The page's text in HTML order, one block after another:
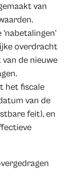
van
overdracht
de nieuwe
het fiscale
van de
feit), en